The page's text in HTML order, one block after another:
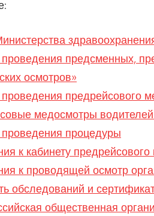
предсменных,
осмотров»
предрейсового
медосмотры
процедуры
к кабинету
к проводящей осмотр
обследований и
общественная